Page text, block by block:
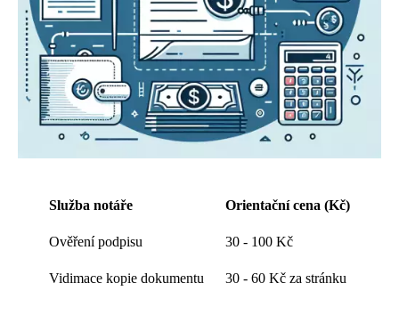
Služba notáře Orientační cena (Kč)
Ověření podpisu 30 - 100 Kč
Vidimace kopie dokumentu 30 - 60 Kč za stránku